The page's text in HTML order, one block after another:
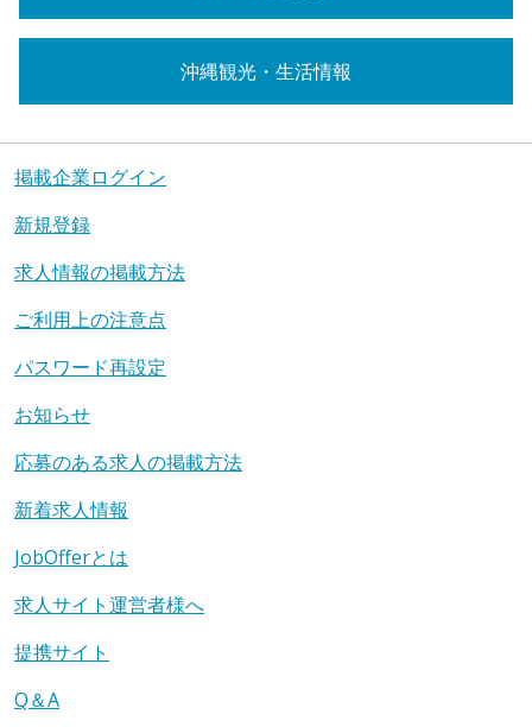
沖縄観光・生活情報
掲載企業ログイン
新規登録
求人情報の掲載方法
ご利用上の注意点
パスワード再設定
お知らせ
応募のある求人の掲載方法
新着求人情報
JobOfferとは
求人サイト運営者様へ
提携サイト
Q＆A